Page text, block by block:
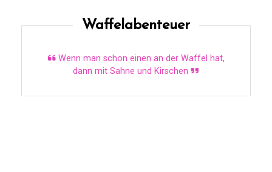
Waffelabenteuer
Wenn man schon einen an der Waffel hat,
dann mit Sahne und Kirschen